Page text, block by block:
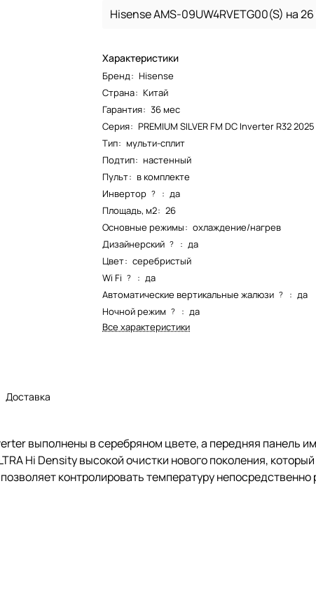
Hisense AMS-09UW4RVETG00(S) на
Характеристики
Бренд: Hisense
Страна: Китай
Гарантия: 36 мес
Серия: PREMIUM SILVER FM DC Inverter R32 2025
Тип: мульти-сплит
Подтип: настенный
Пульт: в комплекте
Инвертор ? : да
Площадь, м2: 26
Основные режимы: охлаждение/нагрев
Дизайнерский ? : да
Цвет: серебристый
Wi Fi ? : да
Автоматические вертикальные жалюзи ? : да
Ночной режим ? : да
Все характеристики
Доставка
выполнены в серебряном цвете, а передняя панель
Hi Density высокой очистки нового поколения,
контролировать температуру